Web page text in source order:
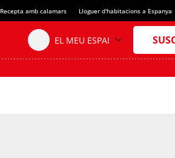
Recepta amb calamars Lloguer d'habitacions a Espanya